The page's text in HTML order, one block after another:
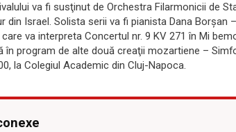
va fi susţinut de Orchestra Filarmonicii de
din Israel. Solista serii va fi pianista Dana
va interpreta Concertul nr. 9 KV 271 în Mi
în program de alte două creaţii mozartiene –
la Colegiul Academic din Cluj-Napoca.